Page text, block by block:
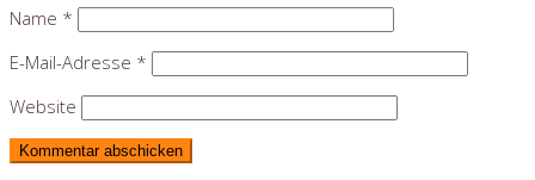
Name *
E-Mail-Adresse *
Website